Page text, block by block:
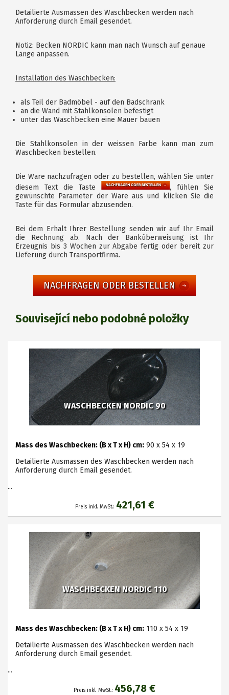
Detailierte Ausmassen des Waschbecken werden nach
Anforderung durch Email gesendet.
Notiz: Becken NORDIC kann man nach Wunsch auf genaue
Länge anpassen.
Installation des Waschbecken:
als Teil der Badmöbel - auf den Badschrank
an die Wand mit Stahlkonsolen befestigt
unter das Waschbecken eine Mauer bauen
Die Stahlkonsolen in der weissen Farbe kann man zum
Waschbecken bestellen.
Die Ware nachzufragen oder zu bestellen, wählen Sie unter
diesem Text die Taste
, fühlen Sie
gewünschte Parameter der Ware aus und klicken Sie die
Taste für das Formular abzusenden.
Bei dem Erhalt Ihrer Bestellung senden wir auf Ihr Email
die Rechnung ab. Nach der Banküberweisung ist Ihr
Erzeugnis bis 3 Wochen zur Abgabe fertig oder bereit zur
Lieferung durch Transportfirma.
NACHFRAGEN ODER BESTELLEN
Související nebo podobné položky
WASCHBECKEN NORDIC 90
Mass des Waschbecken: (B x T x H) cm: 90 x 54 x 19
Detailierte Ausmassen des Waschbecken werden nach
Anforderung durch Email gesendet.
...
Preis inkl. MwSt.: 421,61 €
WASCHBECKEN NORDIC 110
Mass des Waschbecken: (B x T x H) cm: 110 x 54 x 19
Detailierte Ausmassen des Waschbecken werden nach
Anforderung durch Email gesendet.
...
Preis inkl. MwSt.: 456,78 €